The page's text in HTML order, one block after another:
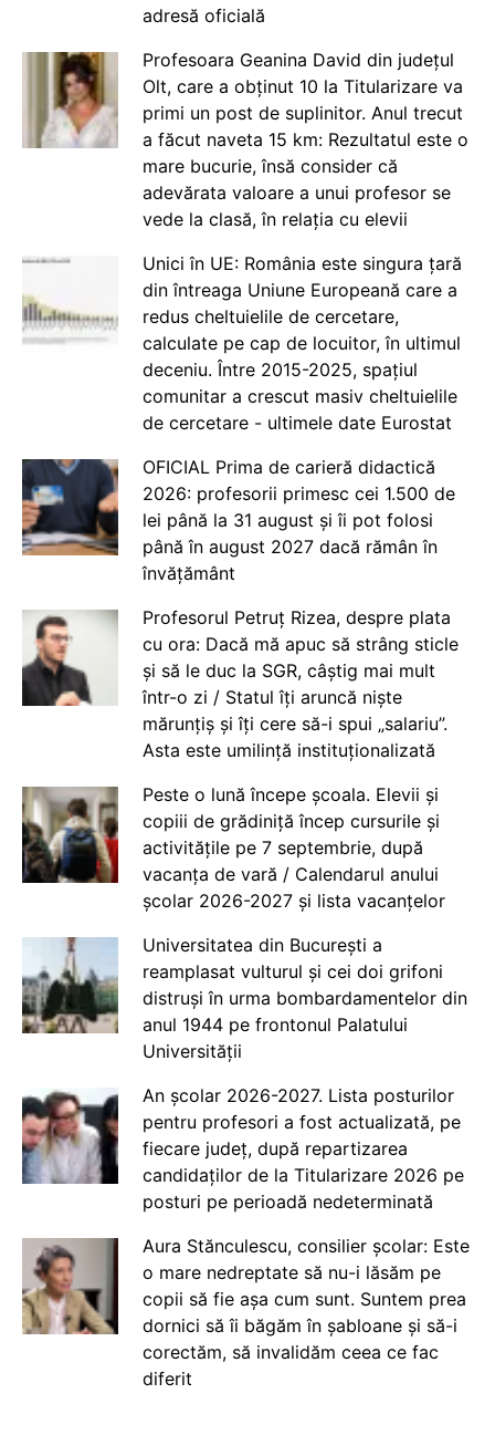
adresă oficială
Profesoara Geanina David din județul
Olt, care a obținut 10 la Titularizare va
primi un post de suplinitor. Anul trecut
a făcut naveta 15 km: Rezultatul este o
mare bucurie, însă consider că
adevărata valoare a unui profesor se
vede la clasă, în relația cu elevii
Unici în UE: România este singura țară
din întreaga Uniune Europeană care a
redus cheltuielile de cercetare,
calculate pe cap de locuitor, în ultimul
deceniu. Între 2015-2025, spațiul
comunitar a crescut masiv cheltuielile
de cercetare - ultimele date Eurostat
OFICIAL Prima de carieră didactică
2026: profesorii primesc cei 1.500 de
lei până la 31 august și îi pot folosi
până în august 2027 dacă rămân în
învățământ
Profesorul Petruț Rizea, despre plata
cu ora: Dacă mă apuc să strâng sticle
și să le duc la SGR, câștig mai mult
într-o zi / Statul îți aruncă niște
mărunțiș și îți cere să-i spui „salariu”.
Asta este umilință instituționalizată
Peste o lună începe școala. Elevii și
copiii de grădiniță încep cursurile și
activitățile pe 7 septembrie, după
vacanța de vară / Calendarul anului
școlar 2026-2027 și lista vacanțelor
Universitatea din București a
reamplasat vulturul și cei doi grifoni
distruși în urma bombardamentelor din
anul 1944 pe frontonul Palatului
Universității
An școlar 2026-2027. Lista posturilor
pentru profesori a fost actualizată, pe
fiecare județ, după repartizarea
candidaților de la Titularizare 2026 pe
posturi pe perioadă nedeterminată
Aura Stănculescu, consilier școlar: Este
o mare nedreptate să nu-i lăsăm pe
copii să fie așa cum sunt. Suntem prea
dornici să îi băgăm în șabloane și să-i
corectăm, să invalidăm ceea ce fac
diferit